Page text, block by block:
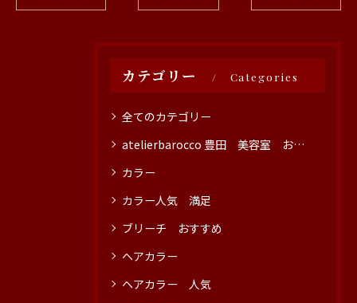
カテゴリー Categories
全てのカテゴリー
atelierbarocco 豊田 美容室 おすすめ
カラー
カラー人気 満足
ブリーチ おすすめ
ヘアカラー
ヘアカラー 人気